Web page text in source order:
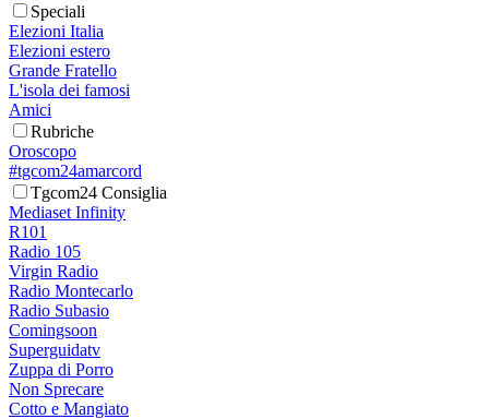
Speciali
Elezioni Italia
Elezioni estero
Grande Fratello
L'isola dei famosi
Amici
Rubriche
Oroscopo
#tgcom24amarcord
Tgcom24 Consiglia
Mediaset Infinity
R101
Radio 105
Virgin Radio
Radio Montecarlo
Radio Subasio
Comingsoon
Superguidatv
Zuppa di Porro
Non Sprecare
Cotto e Mangiato